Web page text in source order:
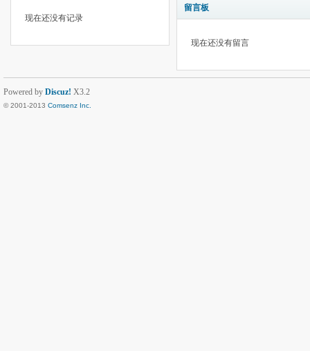
现在还没有记录
留言板
现在还没有留言
Powered by Discuz! X3.2
© 2001-2013 Comsenz Inc.